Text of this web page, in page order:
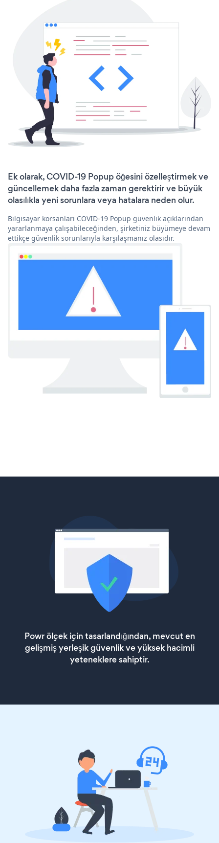
Ek olarak, COVID-19 Popup öğesini özelleştirmek ve
güncellemek daha fazla zaman gerektirir ve büyük
olasılıkla yeni sorunlara veya hatalara neden olur.
Bilgisayar korsanları COVID-19 Popup güvenlik açıklarından
yararlanmaya çalışabileceğinden, şirketiniz büyümeye devam
ettikçe güvenlik sorunlarıyla karşılaşmanız olasıdır.
Powr ölçek için tasarlandığından, mevcut en
gelişmiş yerleşik güvenlik ve yüksek hacimli
yeteneklere sahiptir.